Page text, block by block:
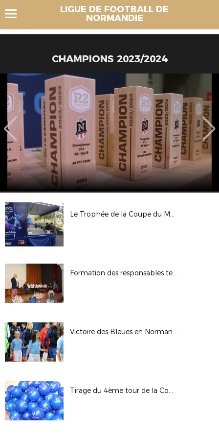
LIGUE DE FOOTBALL DE
NORMANDIE
CHAMPIONS 2023/2024
Le Trophée de la Coupe du Monde Féminine FIFA, France 2019 au Havre
Formation des responsables techniques et pédagogiques des Sections Sportives
Victoire des Bleues en Normandie
Tirage du 4ème tour de la Coupe de France - Saison 2017/2018